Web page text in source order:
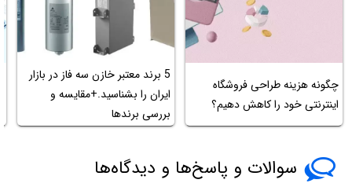
چگونه هزینه طراحی فروشگاه
اینترنتی خود را کاهش دهیم؟
5 برند معتبر خازن سه فاز در بازار
ایران را بشناسید.+مقایسه و
بررسی برندها
سوالات و پاسخ‌ها و دیدگاه‌ها